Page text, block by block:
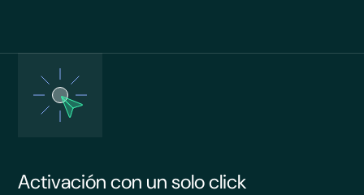
Activación con un solo click